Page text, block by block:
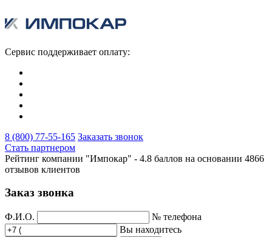
Сервис поддерживает оплату:
8 (800) 77-55-165 Заказать звонок
Стать партнером
Рейтинг компании "Импокар" - 4.8 баллов на основании 4866
отзывов клиентов
Заказ звонка
Ф.И.О.
№ телефона
Вы находитесь